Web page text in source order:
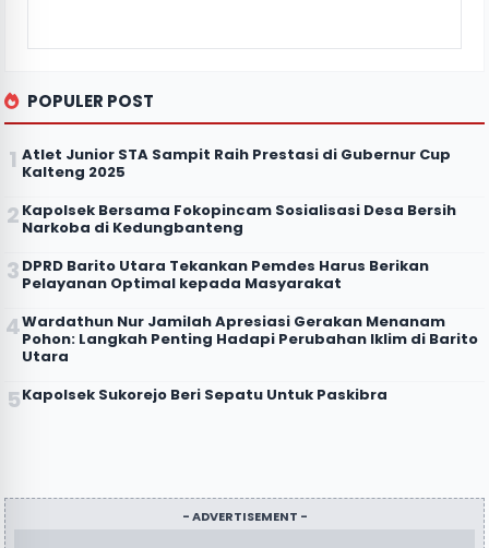
POPULER POST
Atlet Junior STA Sampit Raih Prestasi di Gubernur Cup
Kalteng 2025
Kapolsek Bersama Fokopincam Sosialisasi Desa Bersih
Narkoba di Kedungbanteng
DPRD Barito Utara Tekankan Pemdes Harus Berikan
Pelayanan Optimal kepada Masyarakat
Wardathun Nur Jamilah Apresiasi Gerakan Menanam
Pohon: Langkah Penting Hadapi Perubahan Iklim di Barito
Utara
Kapolsek Sukorejo Beri Sepatu Untuk Paskibra
- ADVERTISEMENT -